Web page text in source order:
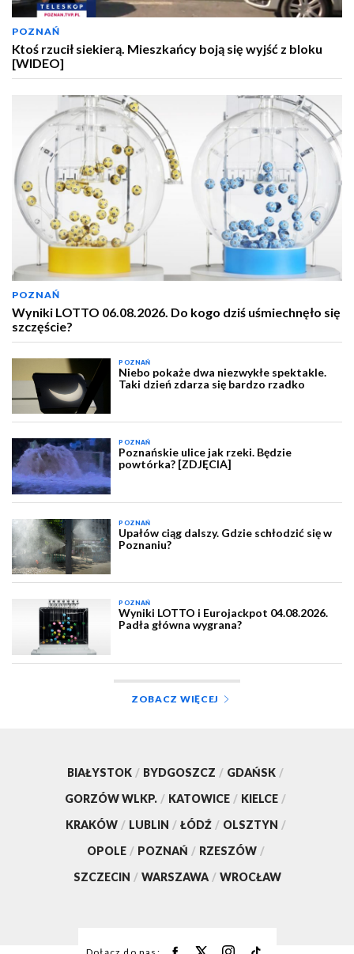
POZNAŃ
Ktoś rzucił siekierą. Mieszkańcy boją się wyjść z bloku
[WIDEO]
POZNAŃ
Wyniki LOTTO 06.08.2026. Do kogo dziś uśmiechnęło się
szczęście?
POZNAŃ
Niebo pokaże dwa niezwykłe spektakle.
Taki dzień zdarza się bardzo rzadko
POZNAŃ
Poznańskie ulice jak rzeki. Będzie
powtórka? [ZDJĘCIA]
POZNAŃ
Upałów ciąg dalszy. Gdzie schłodzić się w
Poznaniu?
POZNAŃ
Wyniki LOTTO i Eurojackpot 04.08.2026.
Padła główna wygrana?
ZOBACZ WIĘCEJ
BIAŁYSTOK / BYDGOSZCZ / GDAŃSK /
GORZÓW WLKP. / KATOWICE / KIELCE /
KRAKÓW / LUBLIN / ŁÓDŹ / OLSZTYN /
OPOLE / POZNAŃ / RZESZÓW /
SZCZECIN / WARSZAWA / WROCŁAW